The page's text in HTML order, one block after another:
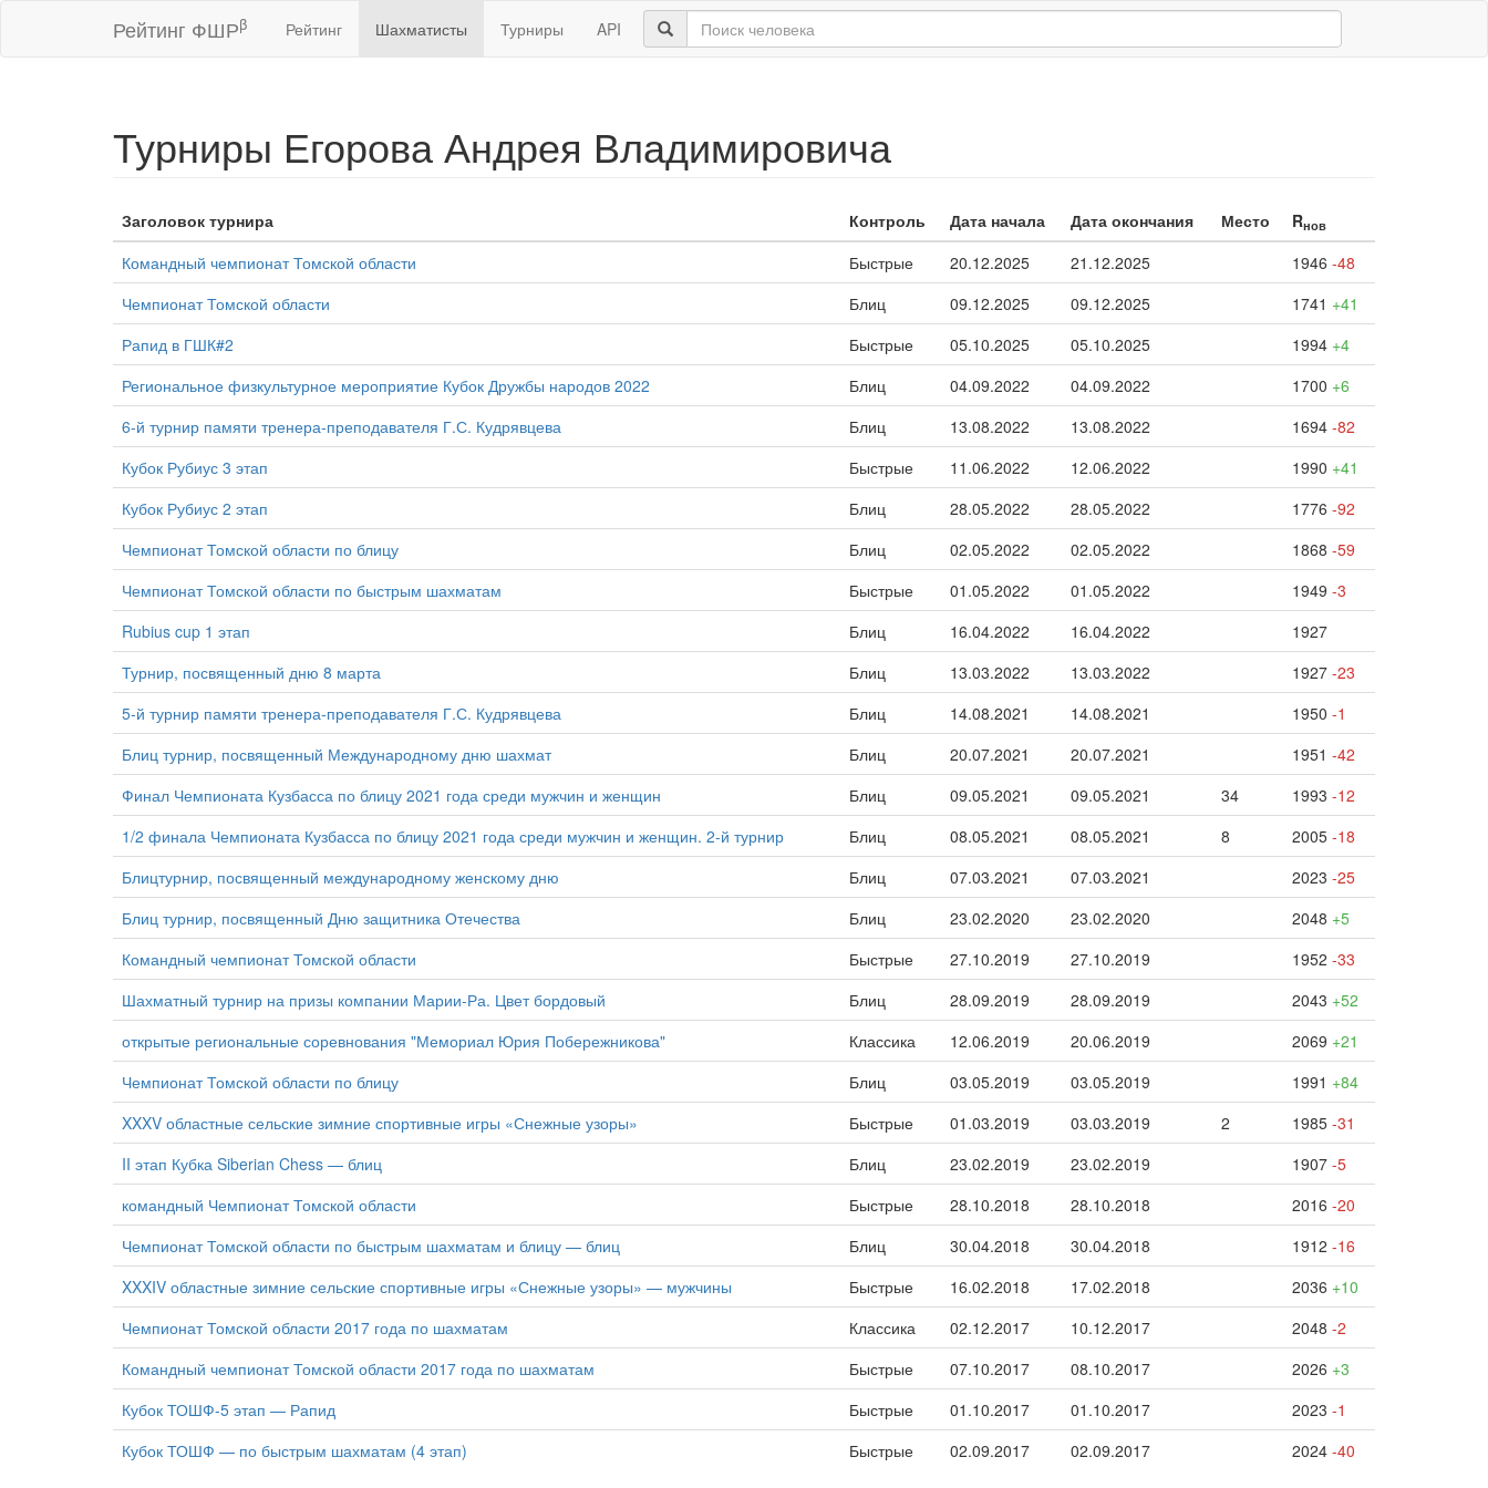
Рейтинг ФШРβ Рейтинг Шахматисты Турниры API
Турниры Егорова Андрея Владимировича
Заголовок турнира Контроль Дата начала Дата окончания Место Rнов
Командный чемпионат Томской области Быстрые 20.12.2025 21.12.2025 1946 -48
Чемпионат Томской области
Блиц 09.12.2025 09.12.2025 1741 +41
Рапид в ГШК#2
Быстрые 05.10.2025 05.10.2025 1994 +4
Региональное физкультурное мероприятие Кубок Дружбы народов 2022
Блиц 04.09.2022 04.09.2022 1700 +6
6-й турнир памяти тренера-преподавателя Г.С. Кудрявцева
Блиц 13.08.2022 13.08.2022 1694 -82
Кубок Рубиус 3 этап
Быстрые 11.06.2022 12.06.2022 1990 +41
Кубок Рубиус 2 этап
Блиц 28.05.2022 28.05.2022 1776 -92
Чемпионат Томской области по блицу
Блиц 02.05.2022 02.05.2022 1868 -59
Чемпионат Томской области по быстрым шахматам
Быстрые 01.05.2022 01.05.2022 1949 -3
Rubius cup 1 этап
Блиц 16.04.2022 16.04.2022
1927
Турнир, посвященный дню 8 марта
Блиц 13.03.2022 13.03.2022 1927 -23
5-й турнир памяти тренера-преподавателя Г.С. Кудрявцева
Блиц 14.08.2021 14.08.2021 1950 -1
Блиц турнир, посвященный Международному дню шахмат
Блиц 20.07.2021 20.07.2021 1951 -42
Финал Чемпионата Кузбасса по блицу 2021 года среди мужчин и женщин
Блиц 09.05.2021 09.05.2021 34 1993 -12
1/2 финала Чемпионата Кузбасса по блицу 2021 года среди мужчин и женщин. 2-й турнир
Блиц 08.05.2021 08.05.2021 8 2005 -18
Блицтурнир, посвященный международному женскому дню
Блиц 07.03.2021 07.03.2021 2023 -25
Блиц турнир, посвященный Дню защитника Отечества
Блиц 23.02.2020 23.02.2020 2048 +5
Командный чемпионат Томской области
Быстрые 27.10.2019 27.10.2019 1952 -33
Шахматный турнир на призы компании Марии-Ра. Цвет бордовый
Блиц 28.09.2019 28.09.2019 2043 +52
открытые региональные соревнования "Мемориал Юрия Побережникова"
Классика 12.06.2019 20.06.2019 2069 +21
Чемпионат Томской области по блицу
Блиц 03.05.2019 03.05.2019 1991 +84
XXXV областные сельские зимние спортивные игры «Снежные узоры»
Быстрые 01.03.2019 03.03.2019 2 1985 -31
II этап Кубка Siberian Chess — блиц
Блиц 23.02.2019 23.02.2019 1907 -5
командный Чемпионат Томской области
Быстрые 28.10.2018 28.10.2018 2016 -20
Чемпионат Томской области по быстрым шахматам и блицу — блиц
Блиц 30.04.2018 30.04.2018 1912 -16
XXXIV областные зимние сельские спортивные игры «Снежные узоры» — мужчины
Быстрые 16.02.2018 17.02.2018 2036 +10
Чемпионат Томской области 2017 года по шахматам
Классика 02.12.2017 10.12.2017 2048 -2
Командный чемпионат Томской области 2017 года по шахматам
Быстрые 07.10.2017 08.10.2017 2026 +3
Кубок ТОШФ-5 этап — Рапид
Быстрые 01.10.2017 01.10.2017 2023 -1
Кубок ТОШФ — по быстрым шахматам (4 этап)
Быстрые 02.09.2017 02.09.2017 2024 -40